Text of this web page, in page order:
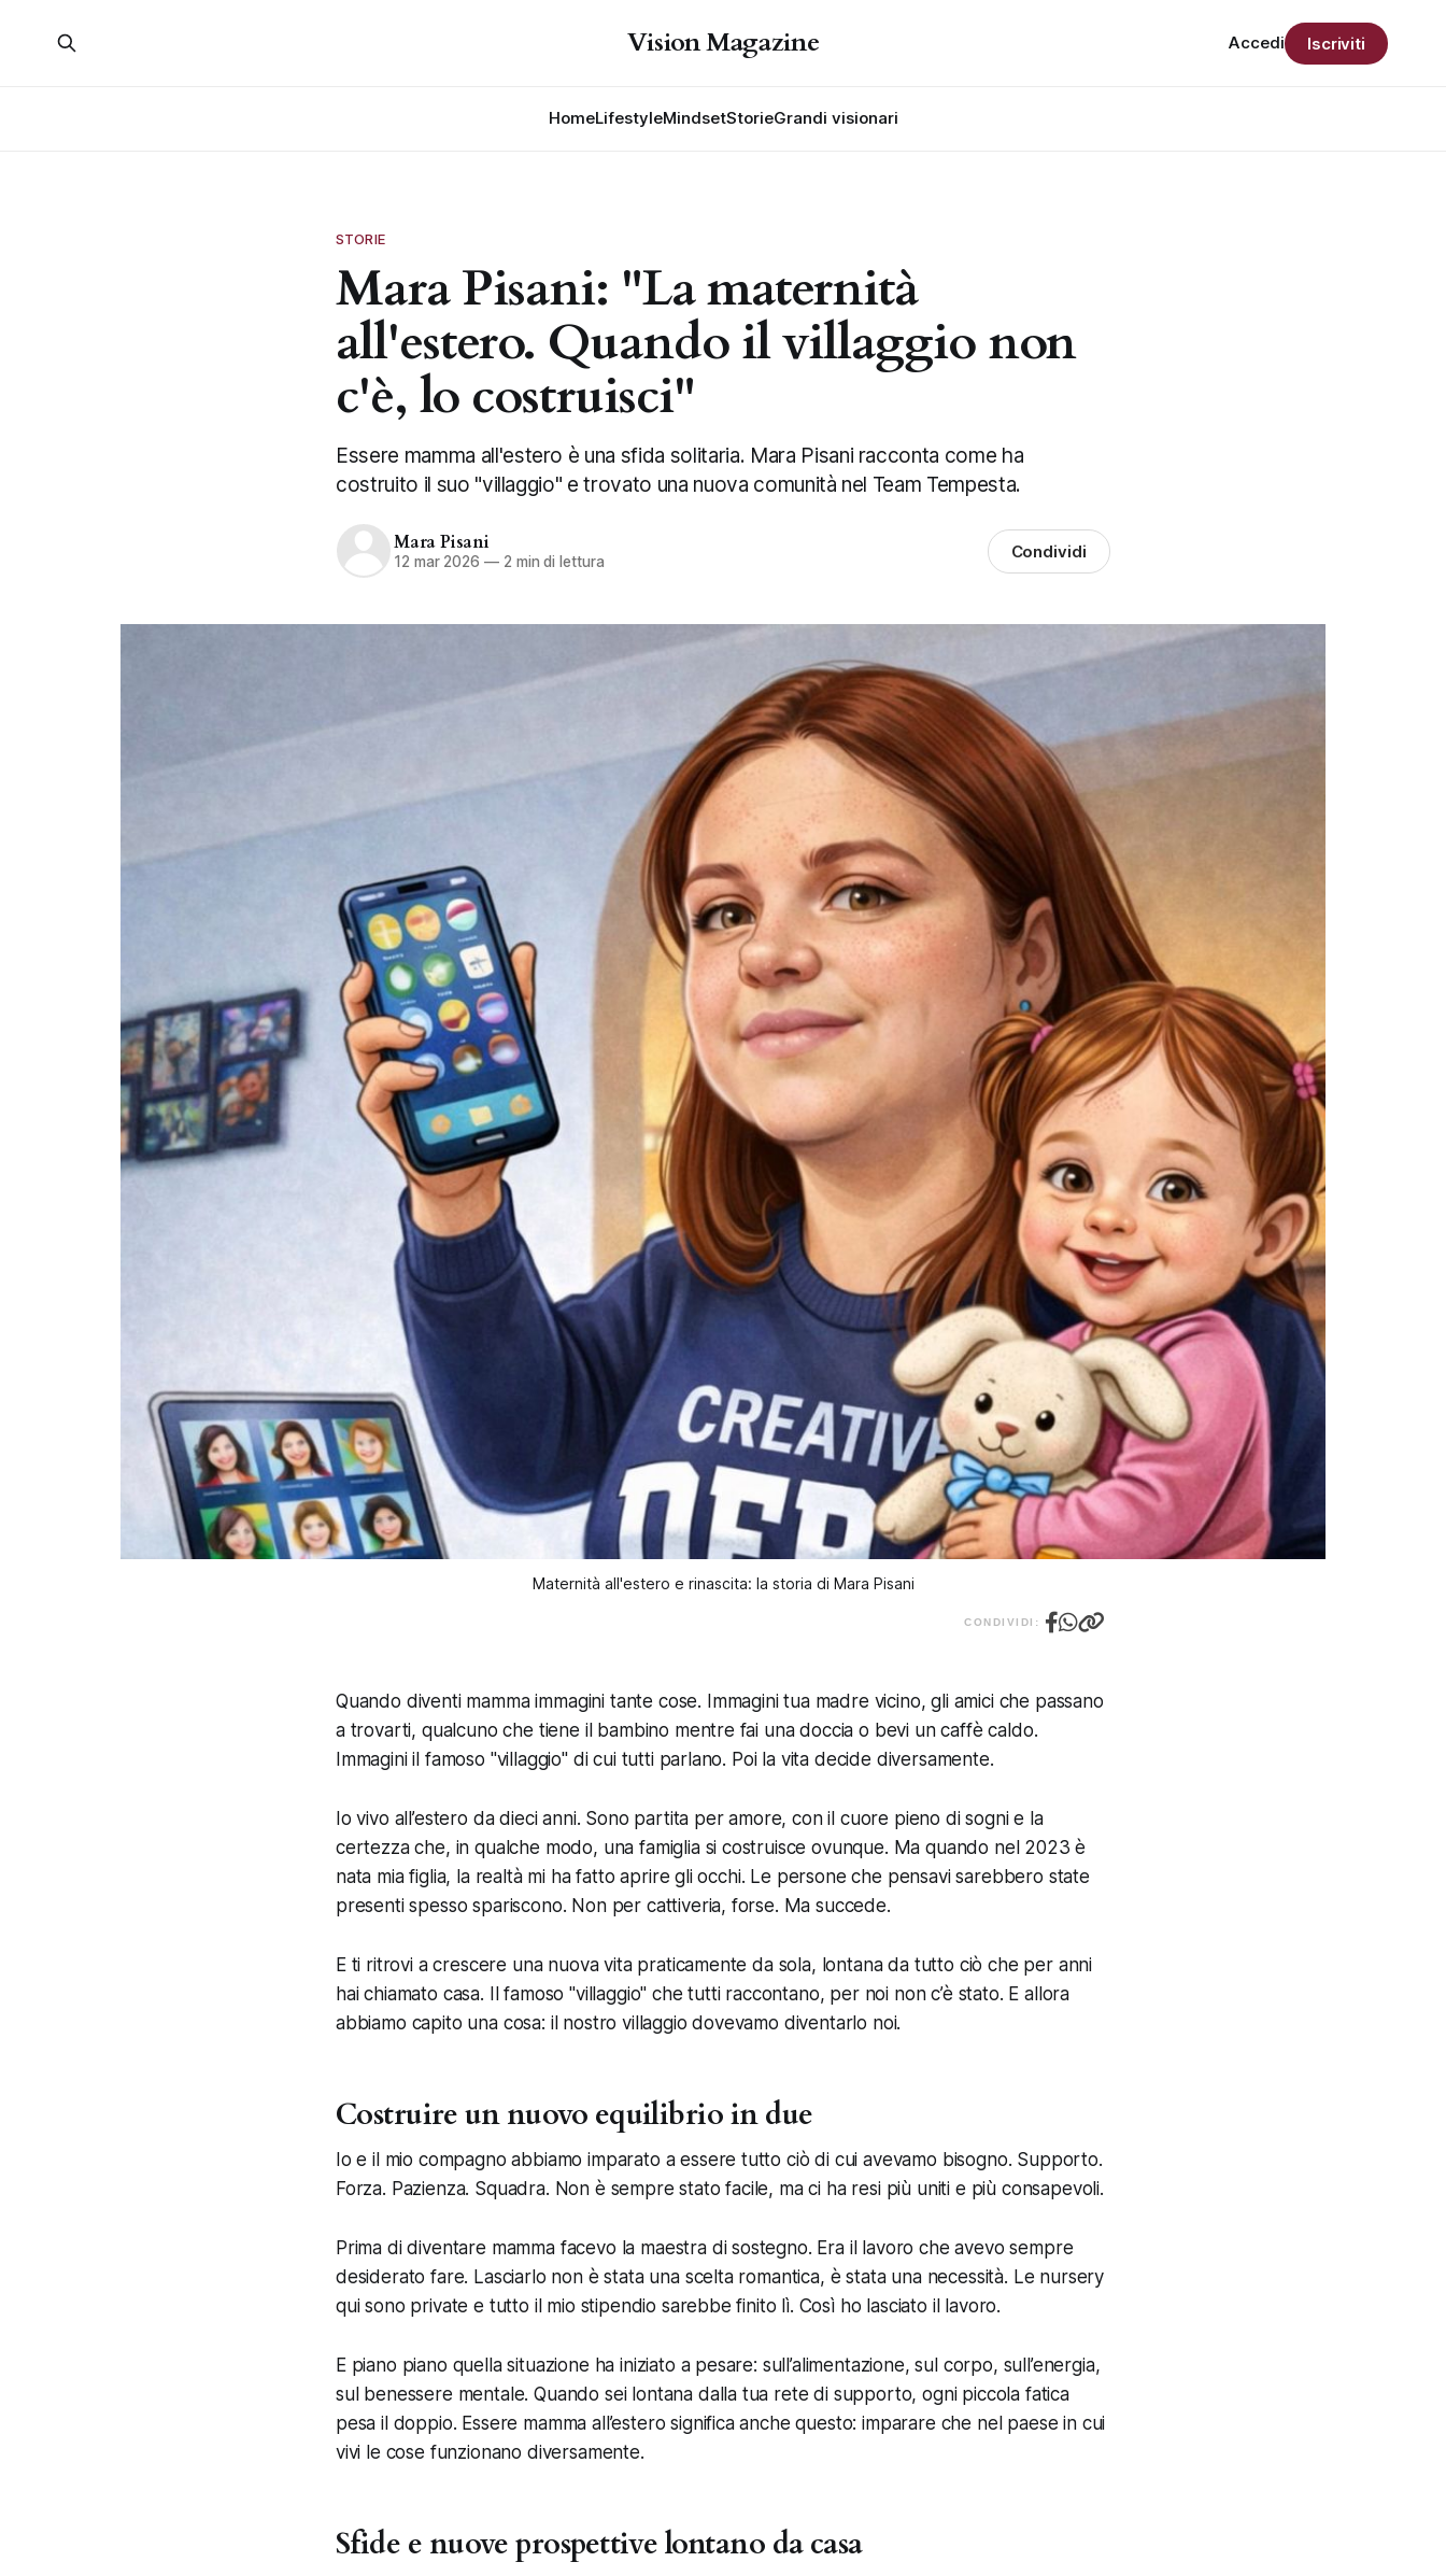
Vision Magazine
HomeLifestyleMindsetStorieGrandi visionari
Accedi Iscriviti
STORIE
Mara Pisani: "La maternità
all'estero. Quando il villaggio non
c'è, lo costruisci"
Essere mamma all'estero è una sfida solitaria. Mara Pisani racconta come ha
costruito il suo "villaggio" e trovato una nuova comunità nel Team Tempesta.
Mara Pisani
12 mar 2026 —2 min di lettura Condividi
Maternità all'estero e rinascita: la storia di Mara Pisani
CONDIVIDI:
Quando diventi mamma immagini tante cose. Immagini tua madre vicino, gli amici che passano
a trovarti, qualcuno che tiene il bambino mentre fai una doccia o bevi un caffè caldo.
Immagini il famoso "villaggio" di cui tutti parlano. Poi la vita decide diversamente.
Io vivo all’estero da dieci anni. Sono partita per amore, con il cuore pieno di sogni e la
certezza che, in qualche modo, una famiglia si costruisce ovunque. Ma quando nel 2023 è
nata mia figlia, la realtà mi ha fatto aprire gli occhi. Le persone che pensavi sarebbero state
presenti spesso spariscono. Non per cattiveria, forse. Ma succede.
E ti ritrovi a crescere una nuova vita praticamente da sola, lontana da tutto ciò che per anni
hai chiamato casa. Il famoso "villaggio" che tutti raccontano, per noi non c’è stato. E allora
abbiamo capito una cosa: il nostro villaggio dovevamo diventarlo noi.
Costruire un nuovo equilibrio in due
Io e il mio compagno abbiamo imparato a essere tutto ciò di cui avevamo bisogno. Supporto.
Forza. Pazienza. Squadra. Non è sempre stato facile, ma ci ha resi più uniti e più consapevoli.
Prima di diventare mamma facevo la maestra di sostegno. Era il lavoro che avevo sempre
desiderato fare. Lasciarlo non è stata una scelta romantica, è stata una necessità. Le nursery
qui sono private e tutto il mio stipendio sarebbe finito lì. Così ho lasciato il lavoro.
E piano piano quella situazione ha iniziato a pesare: sull’alimentazione, sul corpo, sull’energia,
sul benessere mentale. Quando sei lontana dalla tua rete di supporto, ogni piccola fatica
pesa il doppio. Essere mamma all’estero significa anche questo: imparare che nel paese in cui
vivi le cose funzionano diversamente.
Sfide e nuove prospettive lontano da casa